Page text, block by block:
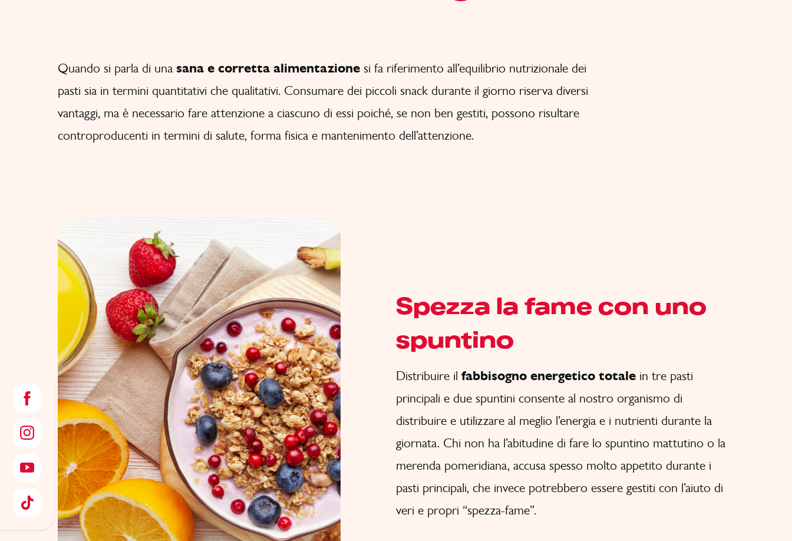
Quando si parla di una sana e corretta alimentazione si fa riferimento all’equilibrio nutrizionale dei
pasti sia in termini quantitativi che qualitativi. Consumare dei piccoli snack durante il giorno riserva diversi
vantaggi, ma è necessario fare attenzione a ciascuno di essi poiché, se non ben gestiti, possono risultare
controproducenti in termini di salute, forma fisica e mantenimento dell’attenzione.
Spezza la fame con uno
spuntino
Distribuire il fabbisogno energetico totale in tre pasti
principali e due spuntini consente al nostro organismo di
distribuire e utilizzare al meglio l’energia e i nutrienti durante la
giornata. Chi non ha l’abitudine di fare lo spuntino mattutino o la
merenda pomeridiana, accusa spesso molto appetito durante i
pasti principali, che invece potrebbero essere gestiti con l’aiuto di
veri e propri “spezza-fame”.